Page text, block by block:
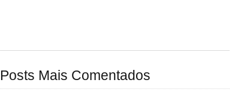
Posts Mais Comentados